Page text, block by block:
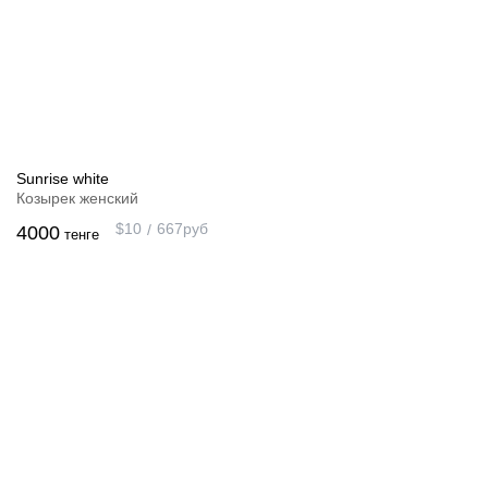
Sunrise white
Козырек женский
4000 тенге $10 667руб